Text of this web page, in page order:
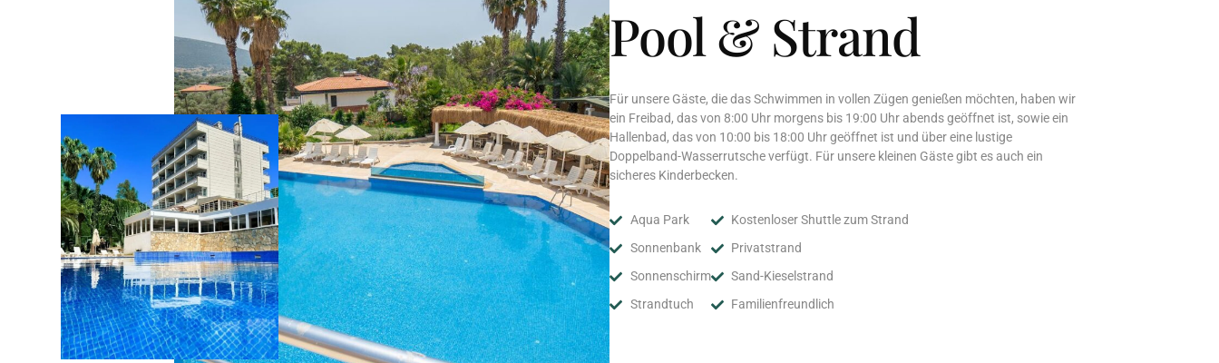
Pool & Strand
Für unsere Gäste, die das Schwimmen in vollen Zügen genießen möchten, haben wir
ein Freibad, das von 8:00 Uhr morgens bis 19:00 Uhr abends geöffnet ist, sowie ein
Hallenbad, das von 10:00 bis 18:00 Uhr geöffnet ist und über eine lustige
Doppelband-Wasserrutsche verfügt. Für unsere kleinen Gäste gibt es auch ein
sicheres Kinderbecken.
Aqua Park
Sonnenbank
Sonnenschirm
Strandtuch
Kostenloser Shuttle zum Strand
Privatstrand
Sand-Kieselstrand
Familienfreundlich